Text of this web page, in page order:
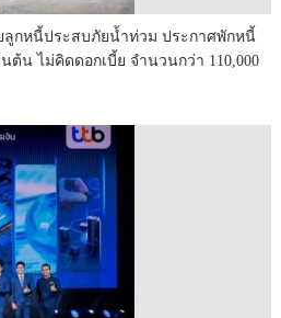
กหนี้ประสบภัยน้ำท่วม ประกาศพักหนี้
ต้น ไม่คิดดอกเบี้ย จำนวนกว่า 110,000